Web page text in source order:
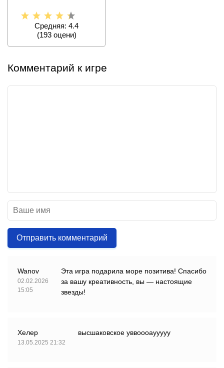
режиме
Средняя: 4.4
(193оцени)
Комментарий к игре
Отправить комментарий
Wanov
02.02.2026
15:05
Эта игра подарила море позитива! Спасибо
за вашу креативность, вы — настоящие
звезды!
Хелер
13.05.2025 21:32
высшаковское уввоооаууууу